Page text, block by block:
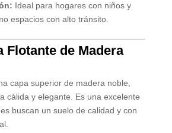
Ideal para hogares con niños y
espacios con alto tránsito.
Flotante de Madera
capa superior de madera noble,
cálida y elegante. Es una excelente
buscan un suelo de calidad y con